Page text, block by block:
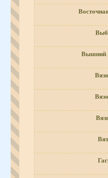
Вышний